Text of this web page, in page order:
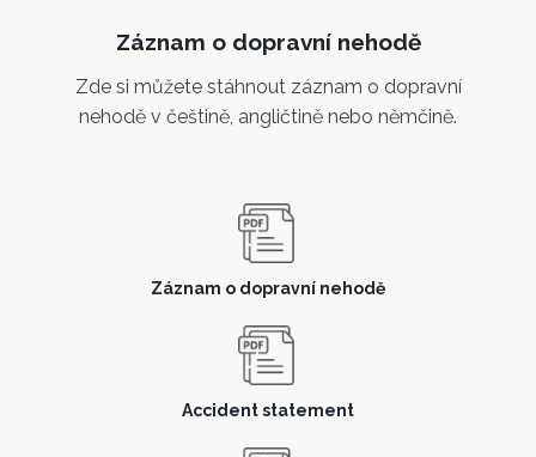
Záznam o dopravní nehodě
Zde si můžete stáhnout záznam o dopravní
nehodě v češtině, angličtině nebo němčině.
Záznam o dopravní nehodě
Accident statement